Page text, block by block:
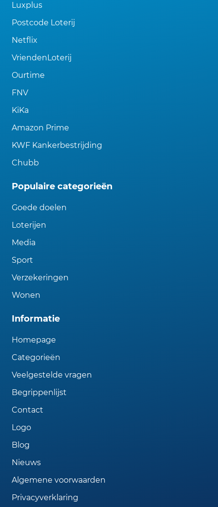
Luxplus
Postcode Loterij
Netflix
VriendenLoterij
Ourtime
FNV
KiKa
Amazon Prime
KWF Kankerbestrijding
Chubb
Populaire categorieën
Goede doelen
Loterijen
Media
Sport
Verzekeringen
Wonen
Informatie
Homepage
Categorieën
Veelgestelde vragen
Begrippenlijst
Contact
Logo
Blog
Nieuws
Algemene voorwaarden
Privacyverklaring